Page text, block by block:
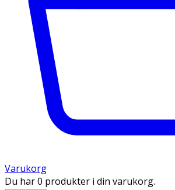
Varukorg
Du har 0 produkter i din varukorg.